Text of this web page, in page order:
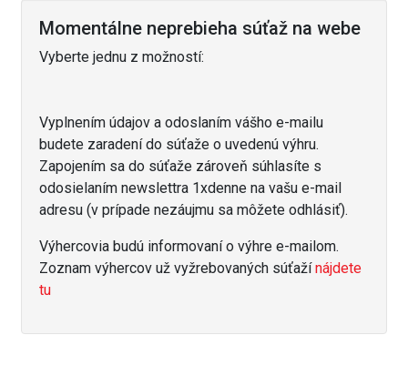
Momentálne neprebieha súťaž na webe
Vyberte jednu z možností:
Vyplnením údajov a odoslaním vášho e-mailu
budete zaradení do súťaže o uvedenú výhru.
Zapojením sa do súťaže zároveň súhlasíte s
odosielaním newslettra 1xdenne na vašu e-mail
adresu (v prípade nezáujmu sa môžete odhlásiť).
Výhercovia budú informovaní o výhre e-mailom.
Zoznam výhercov už vyžrebovaných súťažínájdete
tu